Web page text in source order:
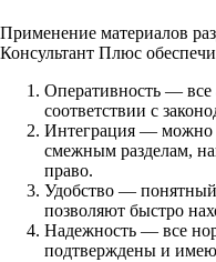
Применение материалов
Консультант Плюс
Оперативность — все
соответствии с
Интеграция — можно
смежным разделам,
право.
Удобство — понятный
позволяют быстро
Надежность — все
подтверждены и